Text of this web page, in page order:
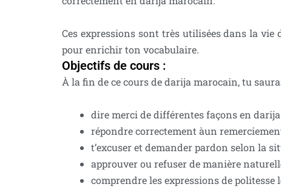
Ces expressions sont très utilisées dans la
pour enrichir ton vocabulaire.
Objectifs de cours :
À la fin de ce cours de darija marocain, tu
dire merci de différentes façons en darija
répondre correctement àun
t’excuser et demander pardon selon la
approuver ou refuser de manière
comprendre les expressions de politesse